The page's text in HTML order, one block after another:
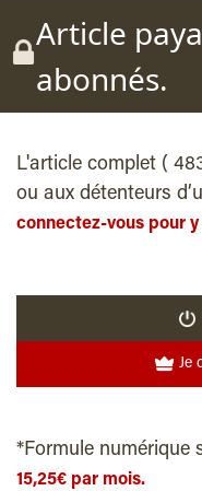
Article
abonnés.
L'article complet (
ou aux détenteurs
connectez-vous pour
*Formule numérique
15,25€ par mois.